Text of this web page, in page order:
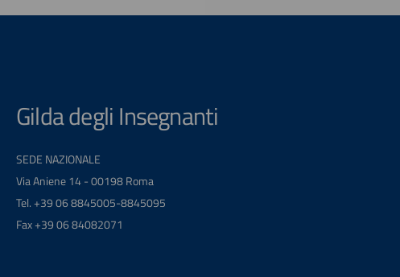
Gilda degli Insegnanti
SEDE NAZIONALE
Via Aniene 14 - 00198 Roma
Tel. +39 06 8845005-8845095
Fax +39 06 84082071